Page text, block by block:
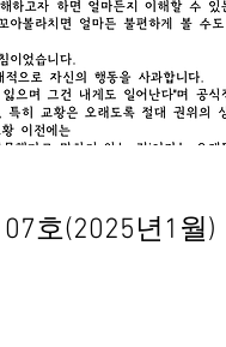
호(2025년1월)